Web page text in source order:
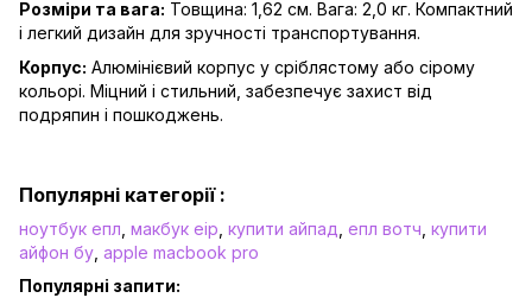
Розміри та вага: Товщина: 1,62 см. Вага: 2,0 кг. Компактний
і легкий дизайн для зручності транспортування.
Корпус: Алюмінієвий корпус у сріблястому або сірому
кольорі. Міцний і стильний, забезпечує захист від
подряпин і пошкоджень.
Популярні категорії :
ноутбук епл макбук еір купити айпад епл вотч купити
айфон бу apple macbook pro
Популярні запити: